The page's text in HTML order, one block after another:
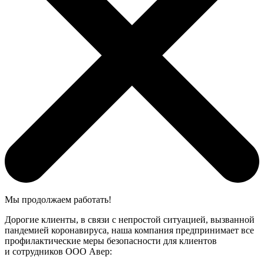
Мы продолжаем работать!
Дорогие клиенты, в связи с непростой ситуацией, вызванной
пандемией коронавируса, наша компания предпринимает все
профилактические меры безопасности для клиентов
и сотрудников ООО Авер: